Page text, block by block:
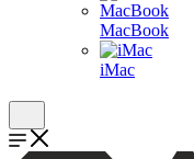
MacBook
iMac